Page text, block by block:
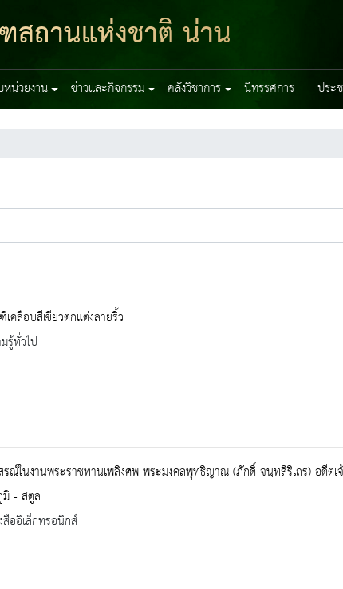
ถานแห่งชาติ น่าน
หน่วยงาน ข่าวและกิจกรรม คลังวิชาการ นิทรรศการ ประ
คลือบสีเขียวตกแต่งลายริ้ว
รู้ทั่วไป
ณ์ในงานพระราชทานเพลิงศพ พระมงคลพุทธิญาณ (ภักดิ์ จนฺทสิริเถร) อดีต
- สตูล
ออิเล็กทรอนิกส์